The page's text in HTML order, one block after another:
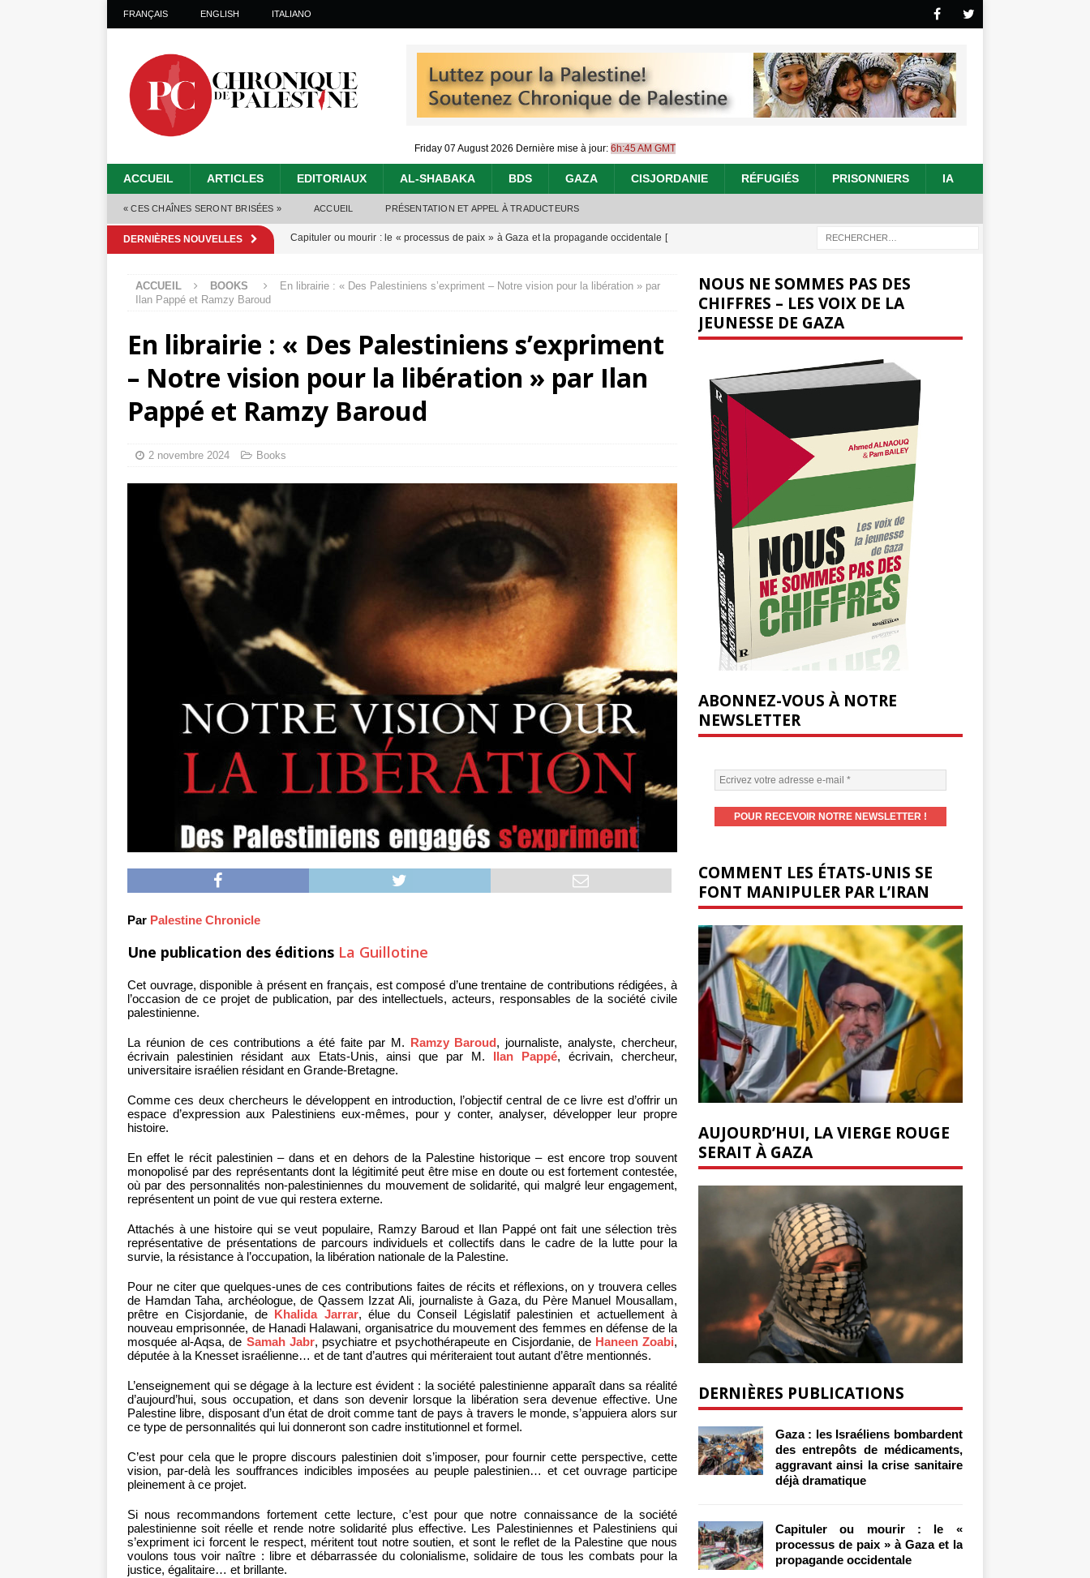
FRANÇAIS ENGLISH ITALIANO
Friday 07 August 2026 Dernière mise à jour: 6h:45 AM GMT
ACCUEIL ARTICLES EDITORIAUX AL-SHABAKA BDS GAZA CISJORDANIE RÉFUGIÉS PRISONNIERS IA
« CES CHAÎNES SERONT BRISÉES » ACCUEIL PRÉSENTATION ET APPEL À TRADUCTEURS
DERNIÈRES NOUVELLES Capituler ou mourir : le « processus de paix » à Gaza et la propagande occidentale [
Mille jours de génocide : l’histoire de Gaza au-delà des chiffres[ 5 août 2026 ]
Alors que Trump annonce un « accord de paix » à Gaza, les Israéliens multiplie les
tueries[ 4 août 2026 ]
Gaza : les Israéliens bombardent des entrepôts de médicaments, aggravant ainsi la
crise sanitaire déjà dramatique
ACCUEIL BOOKS
En librairie : « Des Palestiniens s’expriment – Notre vision pour la libération » par
Ilan Pappé et Ramzy Baroud
En librairie : « Des Palestiniens s’expriment
– Notre vision pour la libération » par Ilan
Pappé et Ramzy Baroud
2 novembre 2024 Books
Par Palestine Chronicle
Une publication des éditions La Guillotine
Cet ouvrage, disponible à présent en français, est composé d’une trentaine de contributions rédigées, à
l’occasion de ce projet de publication, par des intellectuels, acteurs, responsables de la société civile
palestinienne.
La réunion de ces contributions a été faite par M. Ramzy Baroud, journaliste, analyste, chercheur,
écrivain palestinien résidant aux Etats-Unis, ainsi que par M. Ilan Pappé, écrivain, chercheur,
universitaire israélien résidant en Grande-Bretagne.
Comme ces deux chercheurs le développent en introduction, l’objectif central de ce livre est d’offrir un
espace d’expression aux Palestiniens eux-mêmes, pour y conter, analyser, développer leur propre
histoire.
En effet le récit palestinien – dans et en dehors de la Palestine historique – est encore trop souvent
monopolisé par des représentants dont la légitimité peut être mise en doute ou est fortement contestée,
où par des personnalités non-palestiniennes du mouvement de solidarité, qui malgré leur engagement,
représentent un point de vue qui restera externe.
Attachés à une histoire qui se veut populaire, Ramzy Baroud et Ilan Pappé ont fait une sélection très
représentative de présentations de parcours individuels et collectifs dans le cadre de la lutte pour la
survie, la résistance à l’occupation, la libération nationale de la Palestine.
Pour ne citer que quelques-unes de ces contributions faites de récits et réflexions, on y trouvera celles
de Hamdan Taha, archéologue, de Qassem Izzat Ali, journaliste à Gaza, du Père Manuel Mousallam,
prêtre en Cisjordanie, de Khalida Jarrar, élue du Conseil Législatif palestinien et actuellement à
nouveau emprisonnée, de Hanadi Halawani, organisatrice du mouvement des femmes en défense de la
mosquée al-Aqsa, de Samah Jabr, psychiatre et psychothérapeute en Cisjordanie, de Haneen Zoabi,
députée à la Knesset israélienne… et de tant d’autres qui mériteraient tout autant d’être mentionnés.
L’enseignement qui se dégage à la lecture est évident : la société palestinienne apparaît dans sa réalité
d’aujourd’hui, sous occupation, et dans son devenir lorsque la libération sera devenue effective. Une
Palestine libre, disposant d’un état de droit comme tant de pays à travers le monde, s’appuiera alors sur
ce type de personnalités qui lui donneront son cadre institutionnel et formel.
C’est pour cela que le propre discours palestinien doit s’imposer, pour fournir cette perspective, cette
vision, par-delà les souffrances indicibles imposées au peuple palestinien… et cet ouvrage participe
pleinement à ce projet.
Si nous recommandons fortement cette lecture, c’est pour que notre connaissance de la société
palestinienne soit réelle et rende notre solidarité plus effective. Les Palestiniennes et Palestiniens qui
s’expriment ici forcent le respect, méritent tout notre soutien, et sont le reflet de la Palestine que nous
voulons tous voir naître : libre et débarrassée du colonialisme, solidaire de tous les combats pour la
justice, égalitaire… et brillante.
NOUS NE SOMMES PAS DES
CHIFFRES – LES VOIX DE LA
JEUNESSE DE GAZA
ABONNEZ-VOUS À NOTRE
NEWSLETTER
COMMENT LES ÉTATS-UNIS SE
FONT MANIPULER PAR L’IRAN
AUJOURD’HUI, LA VIERGE ROUGE
SERAIT À GAZA
DERNIÈRES PUBLICATIONS
Gaza : les Israéliens bombardent
des entrepôts de médicaments,
aggravant ainsi la crise sanitaire
déjà dramatique
Capituler ou mourir : le «
processus de paix » à Gaza et la
propagande occidentale